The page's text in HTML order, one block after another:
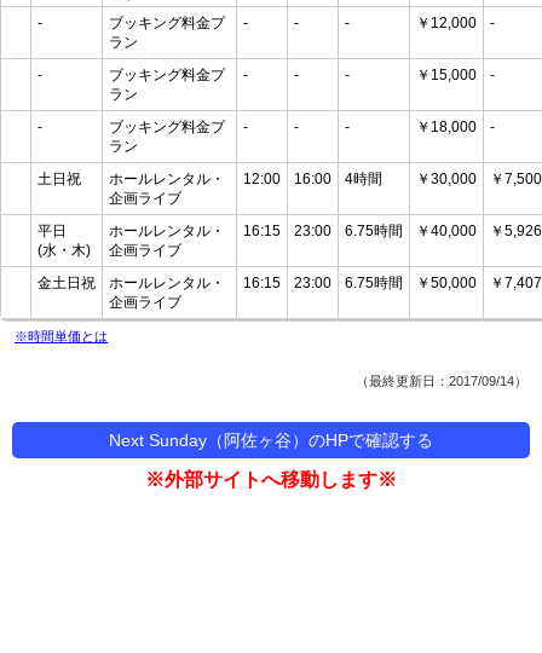
-
ブッキング料金プ
ラン
- - - ￥12,000 -
-
ブッキング料金プ
ラン
- - - ￥15,000 -
-
ブッキング料金プ
ラン
- - - ￥18,000 -
土日祝
ホールレンタル・
企画ライブ
12:00 16:00 4時間 ￥30,000 ￥
平日
(水・木)
ホールレンタル・
企画ライブ
16:15 23:00 6.75時間 ￥40,000 ￥
金土日祝
ホールレンタル・
企画ライブ
16:15 23:00 6.75時間 ￥50,000 ￥
※時間単価とは
（最終更新日：2017/09/14）
Next Sunday（阿佐ヶ谷）のHPで確認する
※外部サイトへ移動します※